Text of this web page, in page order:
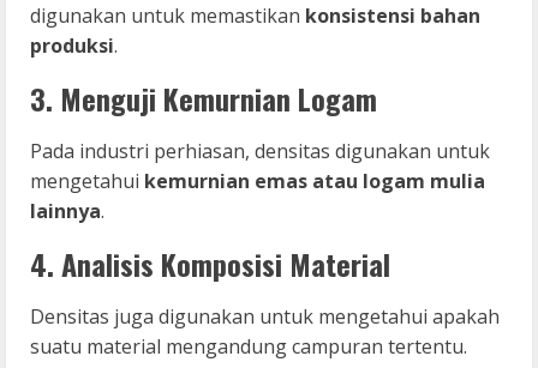
digunakan untuk memastikan konsistensi bahan
produksi.
3. Menguji Kemurnian Logam
Pada industri perhiasan, densitas digunakan untuk
mengetahui kemurnian emas atau logam mulia
lainnya.
4. Analisis Komposisi Material
Densitas juga digunakan untuk mengetahui apakah
suatu material mengandung campuran tertentu.